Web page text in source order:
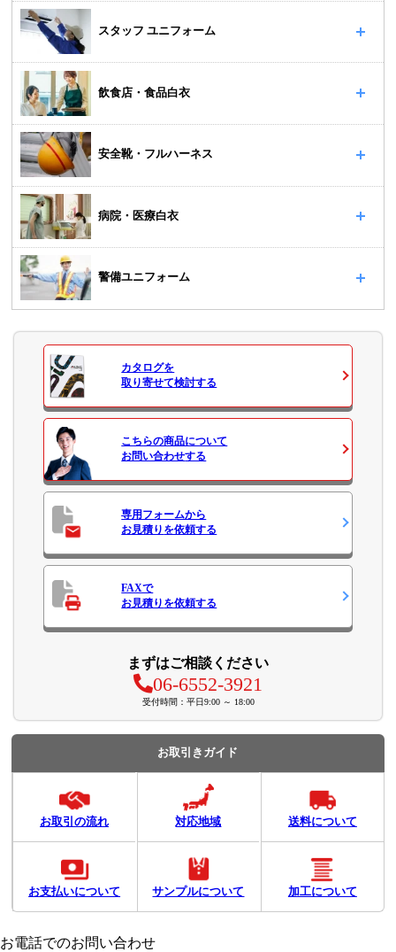
スタッフ ユニフォーム
飲食店・食品白衣
安全靴・フルハーネス
病院・医療白衣
警備ユニフォーム
カタログを
取り寄せて検討する
こちらの商品について
お問い合わせする
専用フォームから
お見積り を依頼する
FAXで
お見積り を依頼する
まずはご相談ください
06-6552-3921
受付時間：平日9:00 ～ 18:00
お取引きガイド
お取引の流れ 対応地域 送料について
お支払いについて サンプルについて 加工について
お電話でのお問い合わせ